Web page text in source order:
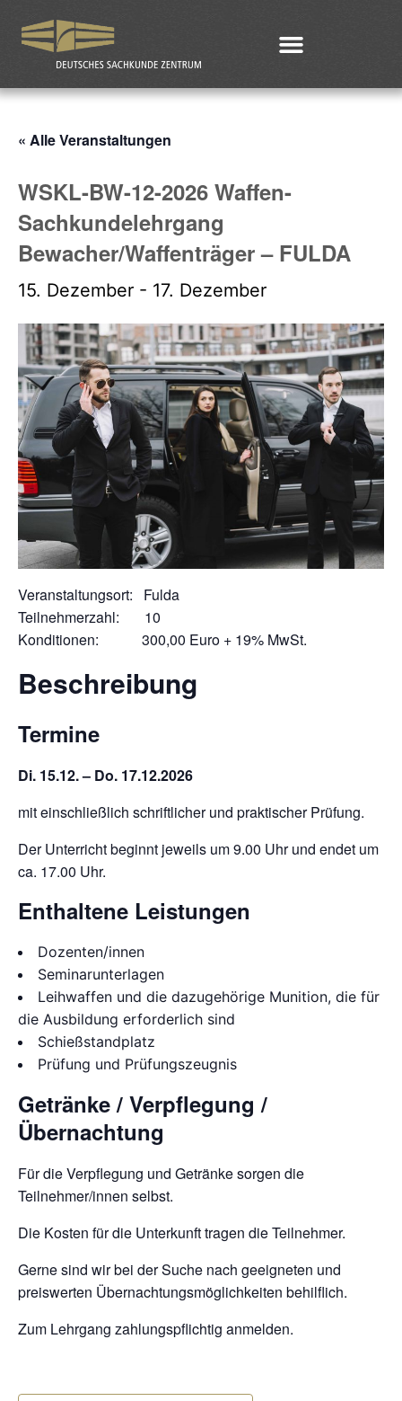
« Alle Veranstaltungen
WSKL-BW-12-2026 Waffen-
Sachkundelehrgang
Bewacher/Waffenträger – FULDA
15. Dezember - 17. Dezember
Veranstaltungsort: Fulda
Teilnehmerzahl: 10
Konditionen: 300,00 Euro + 19% MwSt.
Beschreibung
Termine
Di. 15.12. – Do. 17.12.2026
mit einschließlich schriftlicher und praktischer Prüfung.
Der Unterricht beginnt jeweils um 9.00 Uhr und endet um
ca. 17.00 Uhr.
Enthaltene Leistungen
Dozenten/innen
Seminarunterlagen
Leihwaffen und die dazugehörige Munition, die für
die Ausbildung erforderlich sind
Schießstandplatz
Prüfung und Prüfungszeugnis
Getränke / Verpflegung /
Übernachtung
Für die Verpflegung und Getränke sorgen die
Teilnehmer/innen selbst.
Die Kosten für die Unterkunft tragen die Teilnehmer.
Gerne sind wir bei der Suche nach geeigneten und
preiswerten Übernachtungsmöglichkeiten behilflich.
Zum Lehrgang zahlungspflichtig anmelden.